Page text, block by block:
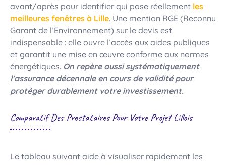
avant/après pour identifier qui pose réellement les
meilleures fenêtres à Lille. Une mention RGE (Reconnu
Garant de l’Environnement) sur le devis est
indispensable : elle ouvre l’accès aux aides publiques
et garantit une mise en œuvre conforme aux normes
énergétiques. On repère aussi systématiquement
l’assurance décennale en cours de validité pour
protéger durablement votre investissement.
Comparatif Des Prestataires Pour Votre Projet Lillois
Le tableau suivant aide à visualiser rapidement les